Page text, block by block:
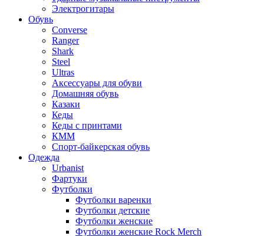
Электрогитары
Обувь
Converse
Ranger
Shark
Steel
Ultras
Аксессуары для обуви
Домашняя обувь
Казаки
Кеды
Кеды с принтами
КММ
Спорт-байкерская обувь
Одежда
Urbanist
Фартуки
Футболки
Футболки варенки
Футболки детские
Футболки женские
Футболки женские Rock Merch